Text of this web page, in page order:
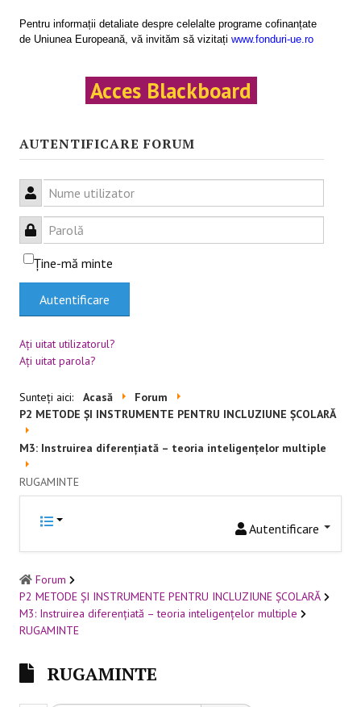
Rezultatele proiectului
INFO & PUB
Evenimente
Testimoniale
Articole
Prezentări .ppt
Afişe
CAMPANIE ONLINE
RESURSE EDUCAŢIONALE
Educație incluzivă
BUNE PRACTICI
FORUM
Forum
CONTACT
Pentru informații detaliate despre celelalte programe cofinanțate
de Uniunea Europeană, vă invităm să vizitați www.fonduri-ue.ro
Acces Blackboard
AUTENTIFICARE FORUM
Nume utilizator
Parolă
Ţine-mă minte
Autentificare
Aţi uitat utilizatorul?
Aţi uitat parola?
Sunteți aici: Acasă
Forum
P2 METODE ȘI INSTRUMENTE PENTRU INCLUZIUNE ȘCOLARĂ
M3: Instruirea diferenţiată – teoria inteligenţelor multiple
RUGAMINTE
Autentificare
Forum
P2 METODE ȘI INSTRUMENTE PENTRU INCLUZIUNE ȘCOLARĂ
M3: Instruirea diferenţiată – teoria inteligenţelor multiple
RUGAMINTE
RUGAMINTE